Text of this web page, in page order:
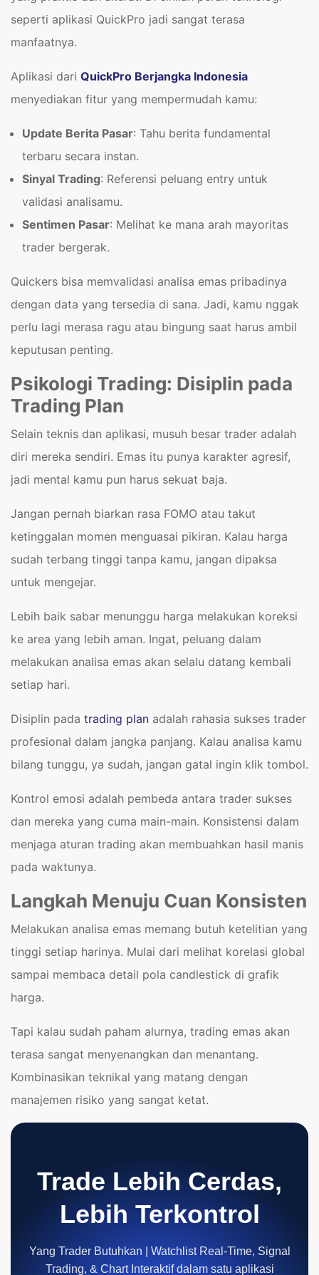
seperti aplikasi QuickPro jadi sangat terasa
manfaatnya.
Aplikasi dari QuickPro Berjangka Indonesia
menyediakan fitur yang mempermudah kamu:
Update Berita Pasar: Tahu berita fundamental
terbaru secara instan.
Sinyal Trading: Referensi peluang entry untuk
validasi analisamu.
Sentimen Pasar: Melihat ke mana arah mayoritas
trader bergerak.
Quickers bisa memvalidasi analisa emas pribadinya
dengan data yang tersedia di sana. Jadi, kamu nggak
perlu lagi merasa ragu atau bingung saat harus ambil
keputusan penting.
Psikologi Trading: Disiplin pada
Trading Plan
Selain teknis dan aplikasi, musuh besar trader adalah
diri mereka sendiri. Emas itu punya karakter agresif,
jadi mental kamu pun harus sekuat baja.
Jangan pernah biarkan rasa FOMO atau takut
ketinggalan momen menguasai pikiran. Kalau harga
sudah terbang tinggi tanpa kamu, jangan dipaksa
untuk mengejar.
Lebih baik sabar menunggu harga melakukan koreksi
ke area yang lebih aman. Ingat, peluang dalam
melakukan analisa emas akan selalu datang kembali
setiap hari.
Disiplin pada trading plan adalah rahasia sukses trader
profesional dalam jangka panjang. Kalau analisa kamu
bilang tunggu, ya sudah, jangan gatal ingin klik tombol.
Kontrol emosi adalah pembeda antara trader sukses
dan mereka yang cuma main-main. Konsistensi dalam
menjaga aturan trading akan membuahkan hasil manis
pada waktunya.
Langkah Menuju Cuan Konsisten
Melakukan analisa emas memang butuh ketelitian yang
tinggi setiap harinya. Mulai dari melihat korelasi global
sampai membaca detail pola candlestick di grafik
harga.
Tapi kalau sudah paham alurnya, trading emas akan
terasa sangat menyenangkan dan menantang.
Kombinasikan teknikal yang matang dengan
manajemen risiko yang sangat ketat.
Trade Lebih Cerdas,
Lebih Terkontrol
Yang Trader Butuhkan | Watchlist Real-Time, Signal
Trading, & Chart Interaktif dalam satu aplikasi